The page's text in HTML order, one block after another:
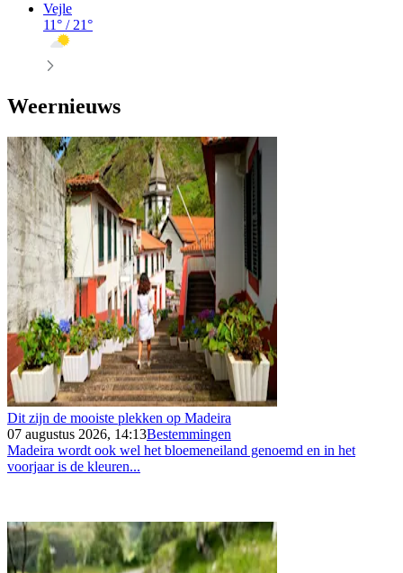
Vejle
11° / 21°
Weernieuws
Dit zijn de mooiste plekken op Madeira
07 augustus 2026, 14:13Bestemmingen
Madeira wordt ook wel het bloemeneiland genoemd en in het
voorjaar is de kleuren...